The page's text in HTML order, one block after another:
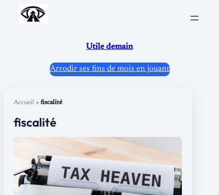
Aller
Utile demain
Arrodir ses fins de mois en jouant
Accueil » fiscalité
fiscalité